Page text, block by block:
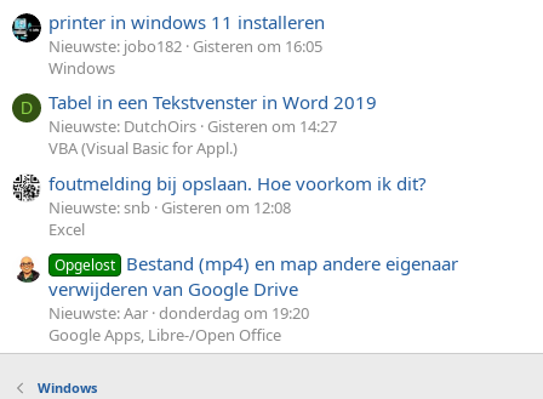
printer in windows 11 installeren
Nieuwste: jobo182 Gisteren om 16:05
Windows
D Tabel in een Tekstvenster in Word 2019
Nieuwste: DutchOirs Gisteren om 14:27
VBA (Visual Basic for Appl.)
foutmelding bij opslaan. Hoe voorkom ik dit?
Nieuwste: snb Gisteren om 12:08
Excel
Opgelost Bestand (mp4) en map andere eigenaar
verwijderen van Google Drive
Nieuwste: Aar donderdag om 19:20
Google Apps, Libre-/Open Office
Windows